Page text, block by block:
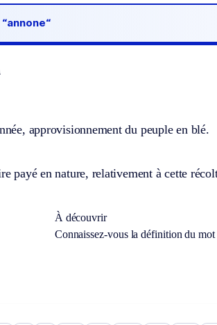
“annone“
approvisionnement du peuple en blé.
payé en nature, relativement à cette
À découvrir
Connaissez-vous la définition du mot